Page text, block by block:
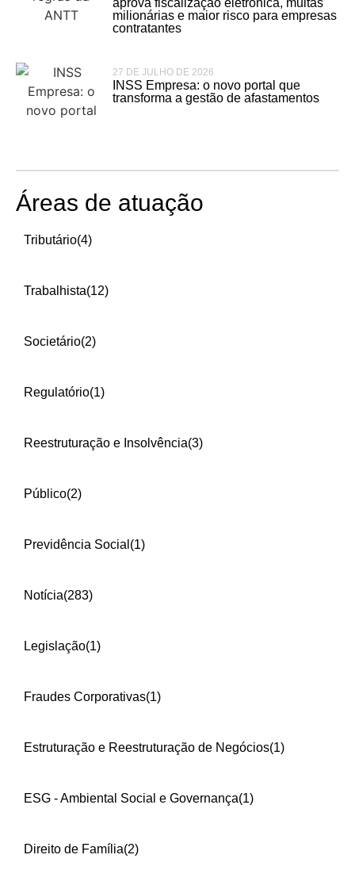
aprova fiscalização eletrônica, multas
milionárias e maior risco para empresas
contratantes
27 DE JULHO DE 2026
INSS Empresa: o novo portal que
transforma a gestão de afastamentos
Áreas de atuação
Tributário(4)
Trabalhista(12)
Societário(2)
Regulatório(1)
Reestruturação e Insolvência(3)
Público(2)
Previdência Social (1)
Notícia(283)
Legislação(1)
Fraudes Corporativas(1)
Estruturação e Reestruturação de Negócios(1)
ESG - Ambiental Social e Governança(1)
Direito de Família(2)